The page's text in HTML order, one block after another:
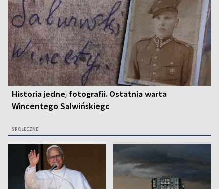
Historia jednej fotografii. Ostatnia warta
Wincentego Salwińskiego
SPOŁECZNE